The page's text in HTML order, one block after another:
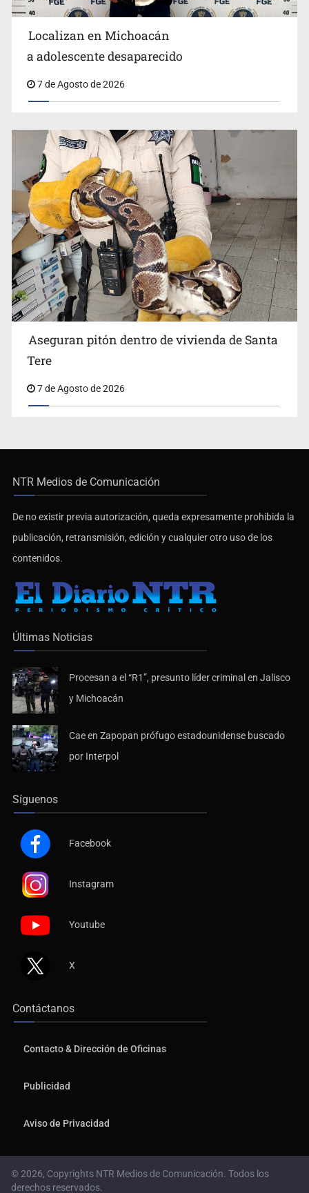
Procesan a el “R1”, presunto líder criminal en Jalisco y
Localizan en Michoacán
a adolescente desaparecido
7 de Agosto de 2026
Aseguran pitón dentro de vivienda de Santa
Tere
7 de Agosto de 2026
NTR Medios de Comunicación
De no existir previa autorización, queda expresamente prohibida la
publicación, retransmisión, edición y cualquier otro uso de los
contenidos.
Últimas Noticias
Procesan a el “R1”, presunto líder criminal en Jalisco
y Michoacán
Cae en Zapopan prófugo estadounidense buscado
por Interpol
Síguenos
Facebook
Instagram
Youtube
X
Contáctanos
Contacto & Dirección de Oficinas
Publicidad
Aviso de Privacidad
© 2026, Copyrights NTR Medios de Comunicación. Todos los
derechos reservados.